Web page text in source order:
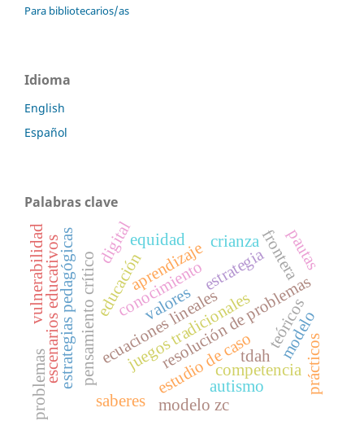
Para bibliotecarios/as
Idioma
English
Español
Palabras clave
ecuaciones lineales
estudio de caso
pensamiento crítico resolución de problemas
tdah
estrategias pedagógicas valores
educación
juegos tradicionales
estrategia
competencia
conocimiento
modelo
aprendizaje
escenarios educativos
problemas
equidad
vulnerabilidad frontera
crianza pautas
autismo
saberes
teóricos
prácticos
modelo zc
digital